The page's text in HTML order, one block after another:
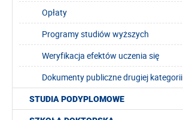
Opłaty
Programy studiów wyższych
Weryfikacja efektów uczenia się
Dokumenty publiczne drugiej kategorii
STUDIA PODYPLOMOWE